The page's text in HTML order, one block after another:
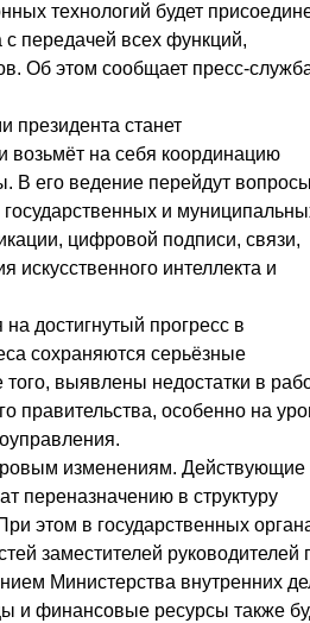
технологий будет
передачей всех функций,
Об этом сообщает пресс-
президента станет
возьмёт на себя координацию
В его ведение перейдут вопросы
и
цифровой подписи, связи,
искусственного интеллекта и
на достигнутый прогресс в
сохраняются серьёзные
выявлены недостатки в
правительства, особенно на
изменениям. Действующие
переназначению в структуру
этом в государственных
заместителей руководителей
Министерства внутренних
и финансовые ресурсы также